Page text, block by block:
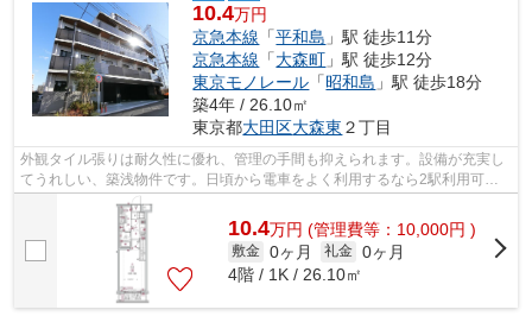
10.4万円
京急本線 「平和島 」駅 徒歩11分
京急本線 「大森町 」駅 徒歩12分
東京モノレール 「昭和島 」駅 徒歩18分
築4年 / 26.10㎡
東京都大田区大森東 ２丁目
外観タイル張りは耐久性に優れ、管理の手間も抑えられます。設備が充実し
てうれしい、築浅物件です。日頃から電車をよく利用するなら2駅利用可能
な物件はいかがでしょうか。駅まで徒歩...
10.4万円 (管理費等：10,000円 )
敷金 0ヶ月 礼金 0ヶ月
4階 / 1K / 26.10㎡